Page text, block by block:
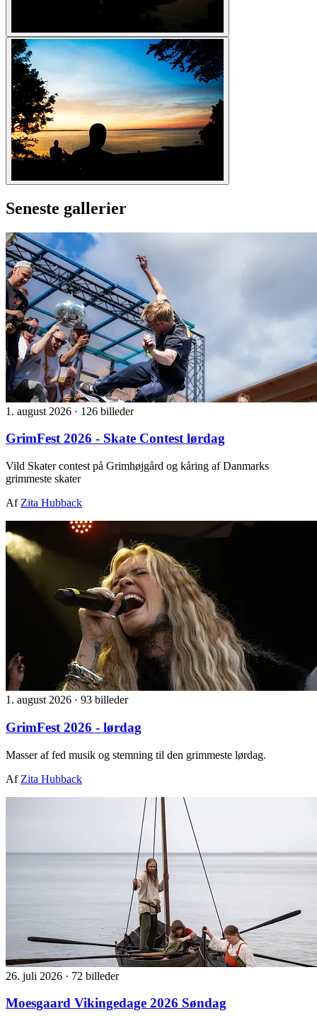
Seneste gallerier
1. august 2026 · 126 billeder
GrimFest 2026 - Skate Contest lørdag
Vild Skater contest på Grimhøjgård og kåring af Danmarks
grimmeste skater
Af Zita Hubback
1. august 2026 · 93 billeder
GrimFest 2026 - lørdag
Masser af fed musik og stemning til den grimmeste lørdag.
Af Zita Hubback
26. juli 2026 · 72 billeder
Moesgaard Vikingedage 2026 Søndag